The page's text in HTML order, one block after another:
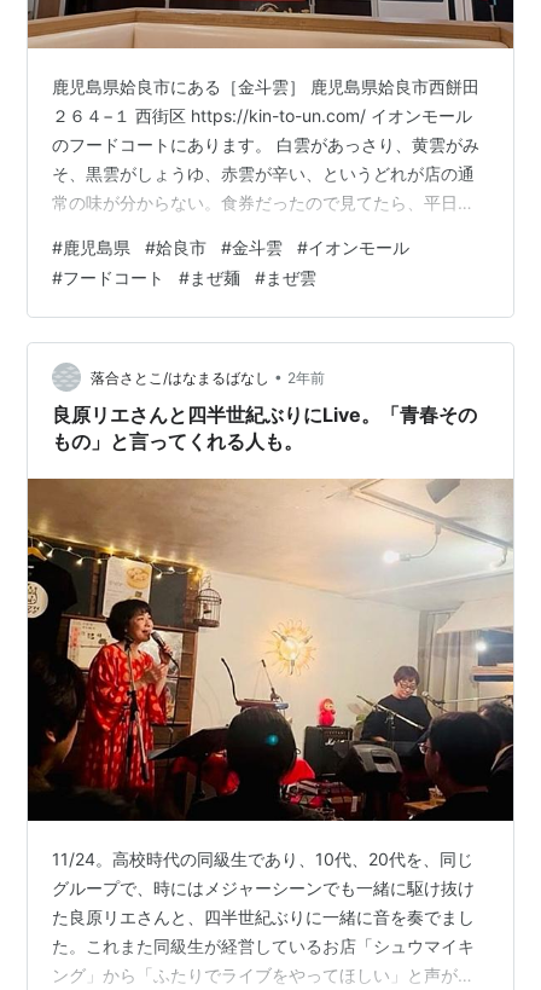
鹿児島県姶良市にある［金斗雲］ 鹿児島県姶良市西餅田
２６４−１ 西街区 https://kin-to-un.com/ イオンモール
のフードコートにあります。 白雲があっさり、黄雲がみ
そ、黒雲がしょうゆ、赤雲が辛い、というどれが店の通
常の味が分からない。食券だったので見てたら、平日限
居ない店員さんが「にんにく入れます？」って聞いてき
たので「入れる普通でいいです」と言ったら、は？って
顔されてまた聞かれたから「入れてください」それと同
時に無言で10番を渡された。 店の目の前ぐらいのテーブ
ルで待ってるのに、電話しながら調理してました。 そし
て電話や…
#鹿児島県 #姶良市 #金斗雲 #イオンモール
#フードコート #まぜ麺 #まぜ雲
落合さとこ/はなまるばなし • 2年前
良原リエさんと四半世紀ぶりにLive。「青春その
もの」と言ってくれる人も。
11/24。高校時代の同級生であり、10代、20代を、同じ
グループで、時にはメジャーシーンでも一緒に駆け抜け
た良原リエさんと、四半世紀ぶりに一緒に音を奏でまし
た。これまた同級生が経営しているお店「シュウマイキ
ング」から「ふたりでライブをやってほしい」と声がか